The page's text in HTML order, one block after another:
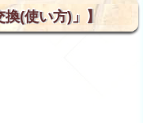
換(使い方)」】